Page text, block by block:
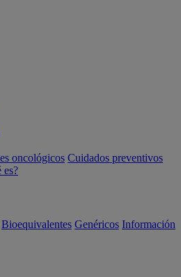
oncológicos Cuidados preventivos
es?
Bioequivalentes Genéricos Información